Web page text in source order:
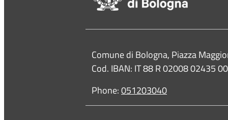
Contacts
Comune di Bologna, Piazza
Cod. IBAN: IT 88 R 02008 02435
Phone:051203040